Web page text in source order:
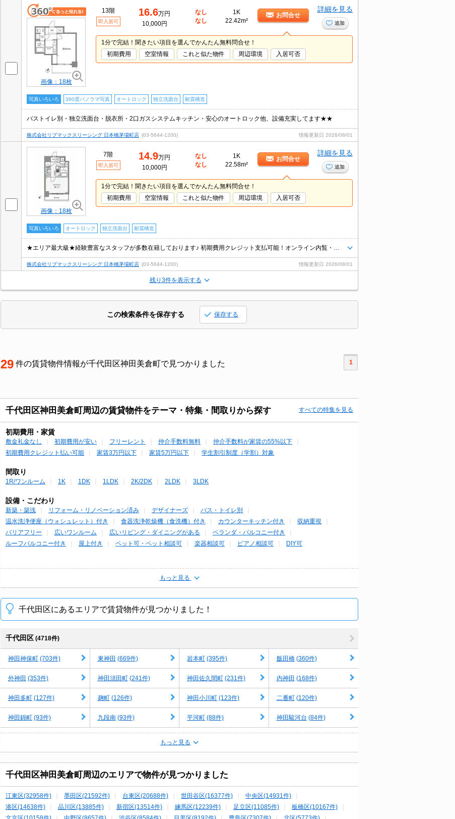
画像：18枚
13階
即入居可
16.6万円
10,000円
なし
なし
1K
22.42m²
お問合せ
詳細を見る
追加
1分で完結！聞きたい項目を選んでかんたん無料問合せ！
初期費用
空室情報 これと似た物件 周辺環境 入居可否
写真いろいろ 360度パノラマ写真 オートロック 独立洗面台 耐震構造
バストイレ別・独立洗面台・脱衣所・2口ガスシステムキッチン・安心のオートロック他、設備充実してます★★
株式会社リブマックスリーシング 日本橋茅場町店 (03-5644-1200) 情報更新日 2026/08/01
画像：18枚
7階
即入居可
14.9万円
10,000円
なし
なし
1K
22.58m²
お問合せ
詳細を見る
追加
1分で完結！聞きたい項目を選んでかんたん無料問合せ！
初期費用
空室情報 これと似た物件 周辺環境 入居可否
写真いろいろ オートロック 独立洗面台 耐震構造
株式会社リブマックスリーシング 日本橋茅場町店 (03-5644-1200) 情報更新日 2026/08/01
残り3件を表示する
この検索条件を保存する 保存する
29 件の賃貸物件情報が千代田区神田美倉町で見つかりました 1
千代田区神田美倉町周辺の賃貸物件をテーマ・特集・間取りから探す すべての特集を見る
初期費用・家賃
敷金礼金なし 初期費用が安い フリーレント 仲介手数料無料
仲介手数料が家賃の55%以下
初期費用クレジット払い可能
家賃3万円以下 家賃5万円以下 学生割引制度（学割）対象
間取り
1R/ワンルーム 1K 1DK 1LDK 2K/2DK 2LDK 3LDK
設備・こだわり
新築・築浅 リフォーム・リノベーション済み デザイナーズ
バス・トイレ別
温水洗浄便座（ウォシュレット）付き
食器洗浄乾燥機（食洗機）付き カウンターキッチン付き
収納重視
バリアフリー
広いワンルーム 広いリビング・ダイニングがある
ベランダ・バルコニー付き
ルーフバルコニー付き
屋上付き ペット可・ペット相談可 楽器相談可 ピアノ相談可 DIY可
もっと見る
千代田区にあるエリアで賃貸物件が見つかりました！
千代田区 (4718件)
神田神保町 (703件) 東神田 (669件) 岩本町 (395件) 飯田橋 (360件)
外神田 (353件) 神田須田町 (241件) 神田佐久間町 (231件) 内神田 (168件)
神田多町 (127件) 麹町 (126件) 神田小川町 (123件) 二番町 (120件)
神田錦町 (93件) 九段南 (93件) 平河町 (88件) 神田駿河台 (84件)
もっと見る
千代田区神田美倉町周辺のエリアで物件が見つかりました
江東区(32958件) 墨田区(21592件) 台東区(20688件) 世田谷区(16377件)
中央区(14931件)
港区(14638件)
品川区(13885件) 新宿区(13514件) 練馬区(12239件) 足立区(11085件)
板橋区(10167件)
文京区(10158件)
中野区(8657件) 渋谷区(8584件) 目黒区(8192件) 豊島区(7307件) 北区(5773件)